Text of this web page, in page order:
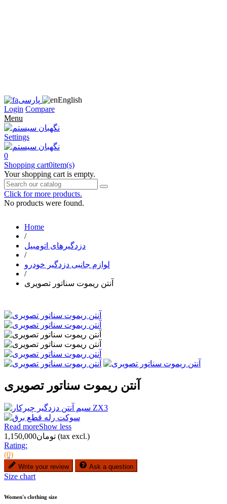
پارسی
English
Login Compare
Menu
Settings
0
Shopping cart0item(s)
Your shopping cart is empty.
Click for more products.
No products were found.
Home
/
دزدگیرهای اتومبیل
/
لوازم جانبی دزدگیر خودرو
/
آنتن ریموت سناتور تصویری
آنتن ریموت سناتور تصویری
Read moreShow less
تومان1,150,000 (tax excl.)
Rating:
(0)
Write your review Ask a question
Size chart
Women's clothing size